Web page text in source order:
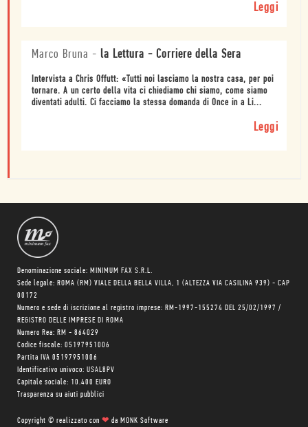
Leggi
Marco Bruna - la Lettura - Corriere della Sera
Intervista a Chris Offutt: «Tutti noi lasciamo la nostra casa, per poi
tornare. A un certo della vita ci chiediamo chi siamo, come siamo
diventati adulti. Ci facciamo la stessa domanda di Once in a Li...
Leggi
Denominazione sociale: MINIMUM FAX S.R.L.
Sede legale: ROMA (RM) VIALE DELLA BELLA VILLA, 1 (ALTEZZA VIA CASILINA 939) - CAP
00172
Numero e sede di iscrizione al registro imprese: RM-1997-155274 DEL 25/02/1997 /
REGISTRO DELLE IMPRESE DI ROMA
Numero Rea: RM - 864029
Codice fiscale: 05197951006
Partita IVA 05197951006
Identificativo univoco: USAL8PV
Capitale sociale: 10.400 EURO
Trasparenza su aiuti pubblici
Copyright © realizzato con ❤ da MONK Software